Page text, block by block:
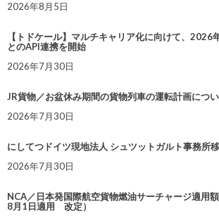
2026年8月5日
【トドケール】マルチキャリア化に向けて、2026
とのAPI連携を開始
2026年7月30日
JR貨物／お盆休み期間の貨物列車の運転計画につ
2026年7月30日
にしてつドイツ現地法人 シュツットガルト事務所
2026年7月30日
NCA／日本発国際航空貨物燃油サーチャージ適用
8月1日適用 改定）